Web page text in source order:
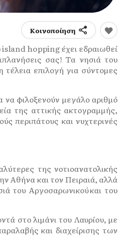
Κοινοποίηση
island hopping έχει εδραιωθεί
σας! Τα νησιά του
επιλογή για σύντομες
να φιλοξενούν μεγάλο αριθμό
της αττικής ακτογραμμής,
περιπάτους και νυχτερινές
της νοτιοανατολικής
Αθήνα και τον Πειραιά, αλλά
του Αργοσαρωνικού και του
στο λιμάνι του Λαυρίου, με
και διαχείρισης των